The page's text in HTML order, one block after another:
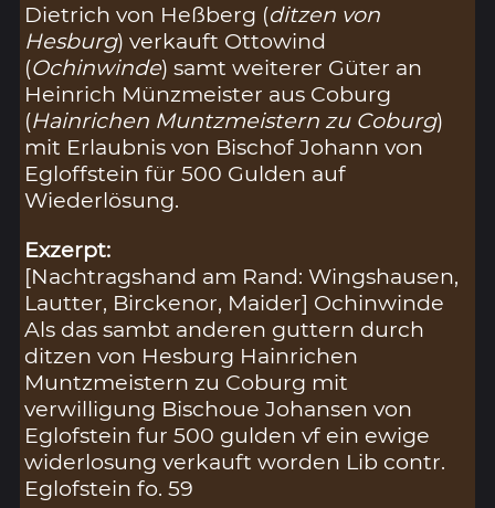
Dietrich von Heßberg (ditzen von
Hesburg) verkauft Ottowind
(Ochinwinde) samt weiterer Güter an
Heinrich Münzmeister aus Coburg
(Hainrichen Muntzmeistern zu Coburg)
mit Erlaubnis von Bischof Johann von
Egloffstein für 500 Gulden auf
Wiederlösung.
Exzerpt:
[Nachtragshand am Rand: Wingshausen,
Lautter, Birckenor, Maider] Ochinwinde
Als das sambt anderen guttern durch
ditzen von Hesburg Hainrichen
Muntzmeistern zu Coburg mit
verwilligung Bischoue Johansen von
Eglofstein fur 500 gulden vf ein ewige
widerlosung verkauft worden Lib contr.
Eglofstein fo. 59